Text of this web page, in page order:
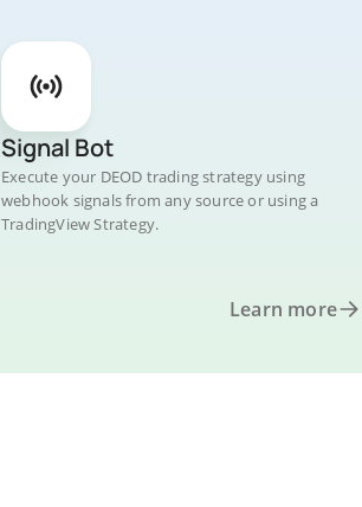
Signal Bot
Execute your DEOD trading strategy using
webhook signals from any source or using a
TradingView Strategy.
Learn more